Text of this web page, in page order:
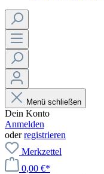
Menü schließen
Dein Konto
Anmelden
oderregistrieren
Merkzettel
0,00 €*